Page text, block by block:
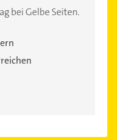
bei Gelbe Seiten.